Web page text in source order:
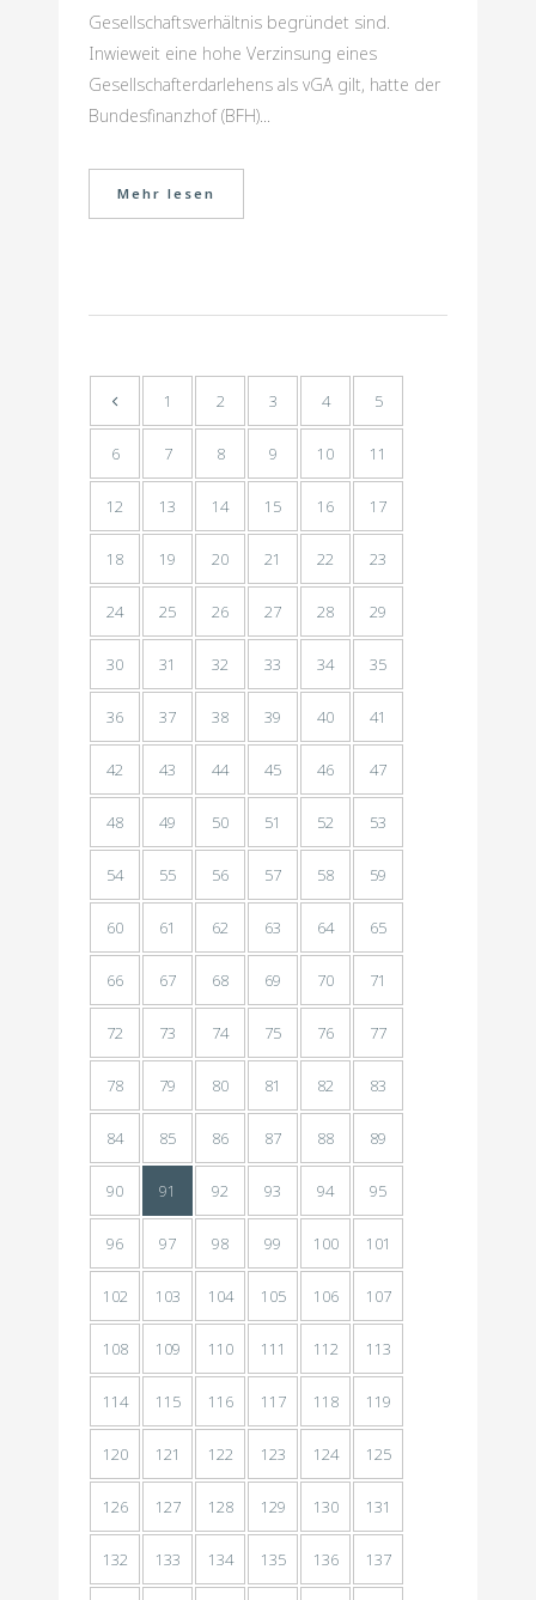
Gesellschaftsverhältnis begründet sind.
Inwieweit eine hohe Verzinsung eines
Gesellschafterdarlehens als vGA gilt, hatte der
Bundesfinanzhof (BFH)...
Mehr lesen
1 2 3 4 5
6 7 8 9 10 11
12 13 14 15 16 17
18 19 20 21 22 23
24 25 26 27 28 29
30 31 32 33 34 35
36 37 38 39 40 41
42 43 44 45 46 47
48 49 50 51 52 53
54 55 56 57 58 59
60 61 62 63 64 65
66 67 68 69 70 71
72 73 74 75 76 77
78 79 80 81 82 83
84 85 86 87 88 89
90 91 92 93 94 95
96 97 98 99 100 101
102 103 104 105 106 107
108 109 110 111 112 113
114 115 116 117 118 119
120 121 122 123 124 125
126 127 128 129 130 131
132 133 134 135 136 137